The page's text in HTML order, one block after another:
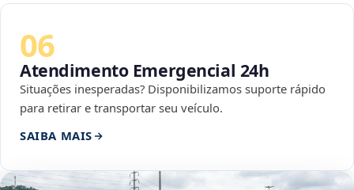
06
Atendimento Emergencial 24h
Situações inesperadas? Disponibilizamos suporte rápido
para retirar e transportar seu veículo.
SAIBA MAIS